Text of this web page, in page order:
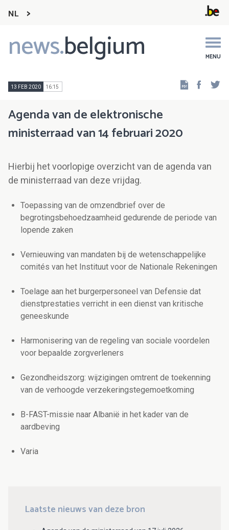
NL
news.belgium MENU
Main
navigation
13 FEB 2020 16:15
Agenda van de elektronische
ministerraad van 14 februari 2020
Hierbij het voorlopige overzicht van de agenda van
de ministerraad van deze vrijdag.
Toepassing van de omzendbrief over de
begrotingsbehoedzaamheid gedurende de periode van
lopende zaken
Vernieuwing van mandaten bij de wetenschappelijke
comités van het Instituut voor de Nationale Rekeningen
Toelage aan het burgerpersoneel van Defensie dat
dienstprestaties verricht in een dienst van kritische
geneeskunde
Harmonisering van de regeling van sociale voordelen
voor bepaalde zorgverleners
Gezondheidszorg: wijzigingen omtrent de toekenning
van de verhoogde verzekeringstegemoetkoming
B-FAST-missie naar Albanië in het kader van de
aardbeving
Varia
Laatste nieuws van deze bron